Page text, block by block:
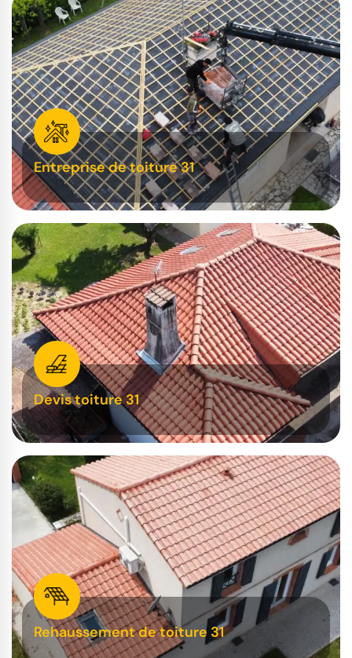
Entreprise de toiture 31
Devis toiture 31
Rehaussement de toiture 31